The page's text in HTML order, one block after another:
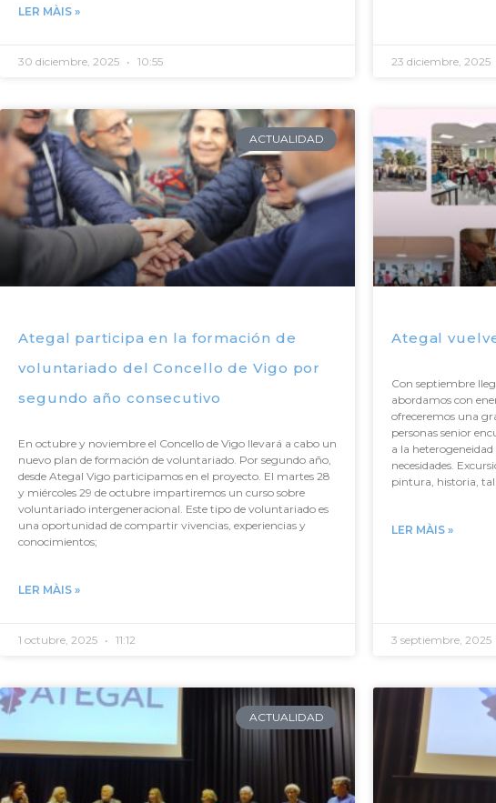
LER MÀIS »
30 diciembre, 2025 10:55 23 diciembre, 2025
ACTUALIDAD
Ategal participa en la formación de
voluntariado del Concello de Vigo por
segundo año consecutivo
En octubre y noviembre el Concello de Vigo llevará a cabo un
nuevo plan de formación de voluntariado. Por segundo año,
desde Ategal Vigo participamos en el proyecto. El martes 28
y miércoles 29 de octubre impartiremos un curso sobre
voluntariado intergeneracional. Este tipo de voluntariado es
una oportunidad de compartir vivencias, experiencias y
conocimientos;
LER MÀIS »
1 octubre, 2025 11:12
Ategal
Con septiembre
abordamos con
ofreceremos una
personas senior
a la
necesidades.
pintura, historia,
LER MÀIS »
3 septiembre, 2025
ACTUALIDAD